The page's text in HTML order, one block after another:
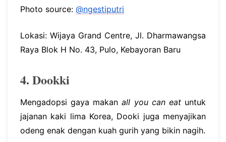
Photo source: @ngestiputri
Lokasi: Wijaya Grand Centre, Jl. Dharmawangsa
Raya Blok H No. 43, Pulo, Kebayoran Baru
4. Dookki
Mengadopsi gaya makanall you can eat untuk
jajanan kaki lima Korea, Dooki juga menyajikan
odeng enak dengan kuah gurih yang bikin nagih.